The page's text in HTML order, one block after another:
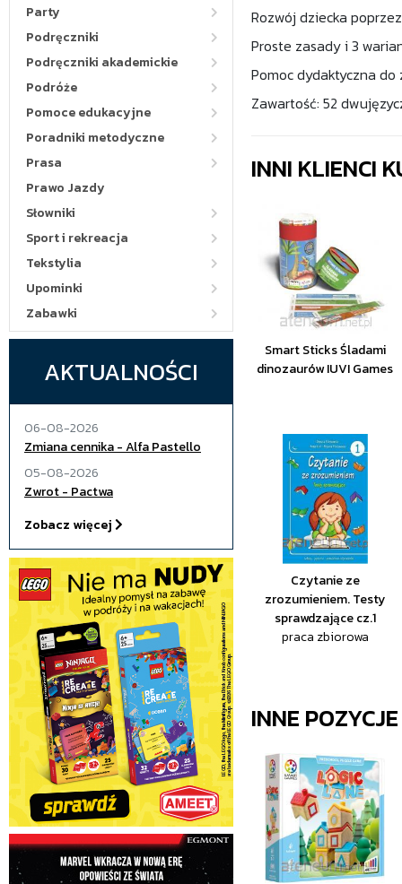
Party
Podręczniki
Podręczniki akademickie
Podróże
Pomoce edukacyjne
Poradniki metodyczne
Prasa
Prawo Jazdy
Słowniki
Sport i rekreacja
Tekstylia
Upominki
Zabawki
AKTUALNOŚCI
06-08-2026
Zmiana cennika - Alfa Pastello
05-08-2026
Zwrot - Pactwa
Zobacz więcej
Rozwój dziecka
Proste zasady i 3
Pomoc dydaktyczna
Zawartość: 52
INNI KLIENCI
Smart Sticks Śladami
dinozaurów IUVI Games
Czytanie ze
zrozumieniem. Testy
sprawdzające cz.1
praca zbiorowa
INNE